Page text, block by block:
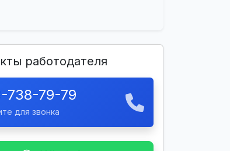
работодателя
738-79-79
для звонка